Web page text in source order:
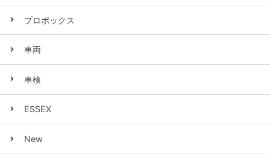
プロボックス
車両
車検
ESSEX
New